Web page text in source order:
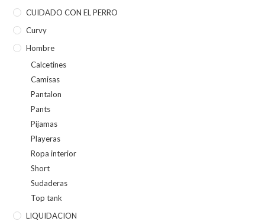
CUIDADO CON EL PERRO
Curvy
Hombre
Calcetines
Camisas
Pantalon
Pants
Pijamas
Playeras
Ropa interior
Short
Sudaderas
Top tank
LIQUIDACION